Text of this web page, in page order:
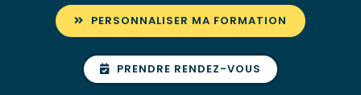
PERSONNALISER MA FORMATION
PRENDRE RENDEZ-VOUS